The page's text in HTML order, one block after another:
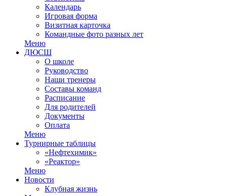
Календарь
Игровая форма
Визитная карточка
Командные фото разных лет
Меню
ДЮСШ
О школе
Руководство
Наши тренеры
Составы команд
Расписание
Для родителей
Документы
Оплата
Меню
Турнирные таблицы
«Нефтехимик»
«Реактор»
Меню
Новости
Клубная жизнь